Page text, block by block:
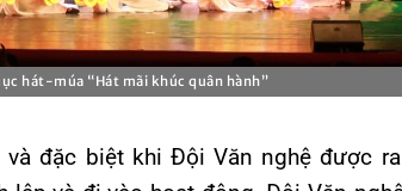
hát-múa “Hát mãi khúc quân hành”
đặc biệt khi Đội Văn nghệ được